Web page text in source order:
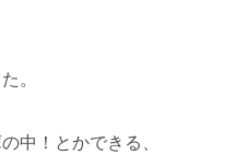
。
中！とかできる、